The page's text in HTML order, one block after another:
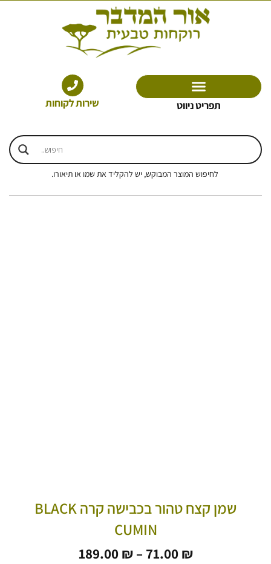
תפריט ניווט שירות לקוחות
לחיפוש המוצר המבוקש, יש להקליד את שמו או תיאורו.
שמן קצח טהור בכבישה קרה BLACK
CUMIN
71.00 ₪
–
189.00 ₪